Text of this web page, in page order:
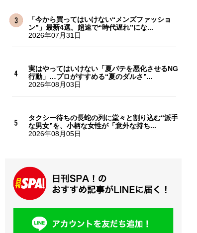
「今から買ってはいけない“メンズファッショ
ン”」最新4選。超速で“時代遅れ”にな...
2026年07月31日
実はやってはいけない「夏バテを悪化させるNG
行動」…プロがすすめる“夏のダルさ”...
2026年08月03日
タクシー待ちの長蛇の列に堂々と割り込む“派手
な男女”を、小柄な女性が「意外な持ち...
2026年08月05日